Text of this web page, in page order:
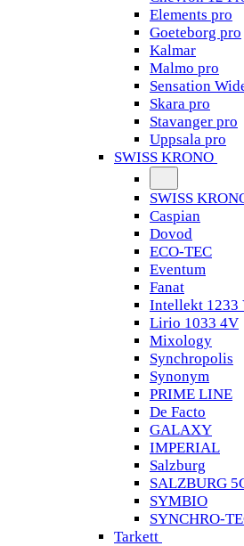
Elements pro
Goeteborg pro
Kalmar
Malmo pro
Sensation
Skara pro
Stavanger pro
Uppsala pro
SWISS KRONO
SWISS
Caspian
Dovod
ECO-TEC
Eventum
Fanat
Intellekt 1233
Lirio 1033 4V
Mixology
Synchropolis
Synonym
PRIME LINE
De Facto
GALAXY
IMPERIAL
Salzburg
SALZBURG
SYMBIO
SYNCHRO-
Tarkett